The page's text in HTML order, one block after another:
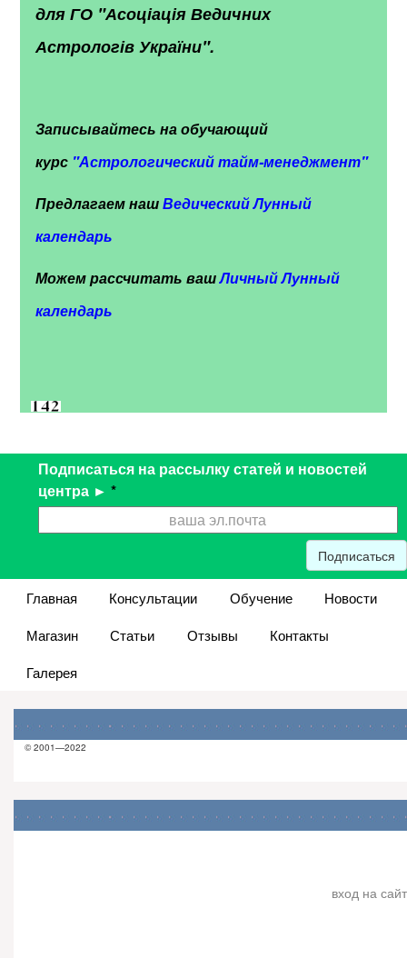
для ГО "Асоціація Ведичних
Астрологів України".
Записывайтесь на обучающий
курс "Астрологический тайм-менеджмент"
Предлагаем нашВедический Лунный
календарь
Можем рассчитать вашЛичный Лунный
календарь
Подписаться на рассылку статей и новостей
центра ► *
Подписаться
Главная Консультации Обучение
Новости
Магазин
Статьи Отзывы
Контакты
Галерея
© 2001—2022
вход на сайт